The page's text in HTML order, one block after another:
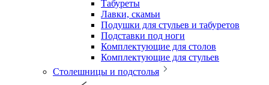
Табуреты
Лавки, скамьи
Подушки для стульев и табуретов
Подставки под ноги
Комплектующие для столов
Комплектующие для стульев
Столешницы и подстолья